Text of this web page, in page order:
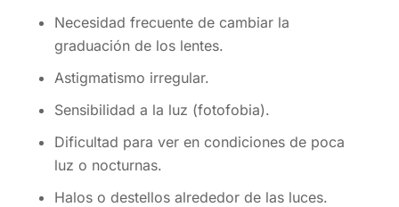
Necesidad frecuente de cambiar la
graduación de los lentes.
Astigmatismo irregular.
Sensibilidad a la luz (fotofobia).
Dificultad para ver en condiciones de poca
luz o nocturnas.
Halos o destellos alrededor de las luces.